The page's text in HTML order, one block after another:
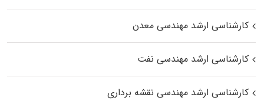
کارشناسی ارشد مهندسی معدن
کارشناسی ارشد مهندسی نفت
کارشناسی ارشد مهندسی نقشه برداری